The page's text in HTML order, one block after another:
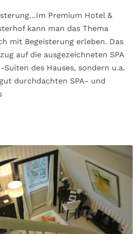
Premium Hotel &
kann man das Thema
mit Begeisterung erleben. Das
auf die ausgezeichneten SPA
des Hauses, sondern u.a.
durchdachten SPA- und